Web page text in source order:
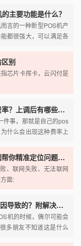
主要功能是什么？
言的一种新型POS机产
都很强大，可以满足各
了包含了传统POS机的
码支付、会员精细化管
加功能。主要任务是用
付行业o2o闭环。
别
芯片卡挥卡，云闪付是
为什么POS机用段时间就上调费率？上调后有哪些影响？
件事，那就是自己的pos
什么会出现这种费率上
POS机无法联网签到：四大原因帮你精准定位问题所在
、联网失败、无法联网
面:
pos机连接服务器失败是什么原因导致的？附解决办法
机的时候，偶尔可能会
多朋友不知道这是什么